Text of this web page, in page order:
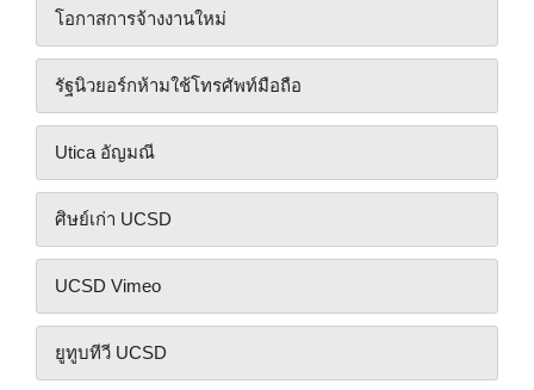
โอกาสการจ้างงานใหม่
รัฐนิวยอร์กห้ามใช้โทรศัพท์มือถือ
Utica อัญมณี
ศิษย์เก่า UCSD
UCSD Vimeo
ยูทูบทีวี UCSD